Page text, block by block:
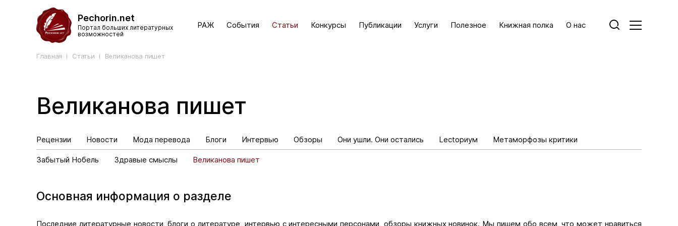
Pechorin.net
Портал больших литературных
возможностей
РАЖ События Статьи Конкурсы Публикации Услуги Полезное Книжная полка О нас
Главная Статьи Великанова пишет
Великанова пишет
Рецензии Новости Мода перевода Блоги Интервью Обзоры Они ушли. Они остались Lectoриум Метаморфозы критики
Забытый Нобель Здравые смыслы Великанова пишет
Основная информация о разделе
Последние литературные новости, блоги о литературе, интервью с интересными персонами, обзоры книжных новинок. Мы пишем обо всем, что может нравиться